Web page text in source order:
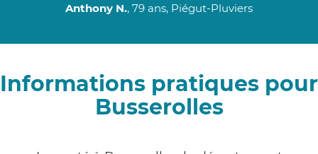
Anthony N., 79 ans, Piégut-Pluviers
Informations pratiques pour
Busserolles